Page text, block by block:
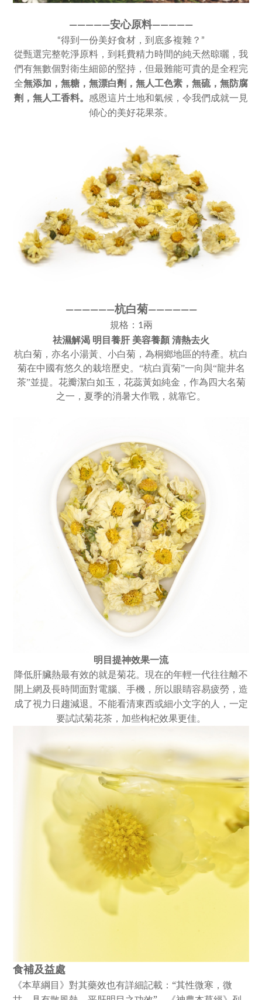
—————安心原料—————
“得到一份美好食材，到底多複雜？”
從甄選完整乾淨原料，到耗費精力時間的純天然晾曬，我
們有無數個對衛生細節的堅持，但最難能可貴的是全程完
全無添加， 無糖，無漂白劑，無人工色素， 無硫，無防腐
劑，無人工香料。 感恩這片土地和氣候，令我們成就一見
傾心的美好花果茶。
——————杭白菊——————
規格：1兩
祛濕解渴 明目養肝 美容養顏清熱去火
杭白菊，亦名小湯黃、小白菊，為桐鄉地區的特產。杭白
菊在中國有悠久的栽培歷史。 “杭白貢菊”一向與“龍井名
茶”並提。花瓣潔白如玉，花蕊黃如純金，作為四大名菊
之一，夏季的消暑大作戰，就靠它。
明目提神效果一流
降低肝臟熱最有效的就是菊花。現在的年輕一代往往離不
開上網及長時間面對電腦、手機，所以眼睛容易疲勞，造
成了視力日趨減退。不能看清東西或細小文字的人，一定
要試試菊花茶，加些枸杞效果更佳。
食補及益處
《本草綱目》對其藥效也有詳細記載：“其性微寒，微